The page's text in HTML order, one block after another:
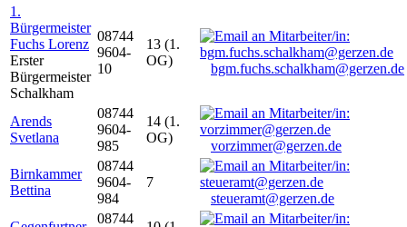
1.
Bürgermeister
Fuchs Lorenz
Erster
Bürgermeister
Schalkham
08744
9604-
10
13 (1.
OG)
bgm.fuchs.schalkham@gerzen.de
Arends
Svetlana
08744
9604-
985
14 (1.
OG)
vorzimmer@gerzen.de
Birnkammer
Bettina
08744
9604-
984
7
steueramt@gerzen.de
08744